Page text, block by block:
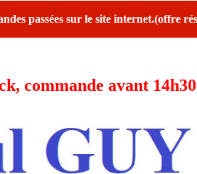
passées sur le site internet.(offre
commande avant